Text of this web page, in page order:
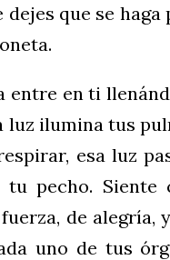
que se haga
entre en ti
luz ilumina tus
esa luz
pecho. Siente
de alegría,
uno de tus